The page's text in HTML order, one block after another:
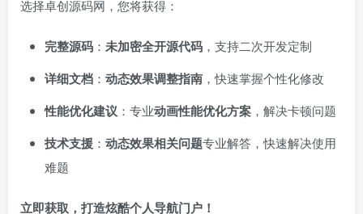
选择卓创源码网，您将获得：
完整源码 ： 未加密全开源代码 ，支持二次开发定制
详细文档 ： 动态效果调整指南 ，快速掌握个性化修改
性能优化建议 ：专业动画性能优化方案 ，解决卡顿问题
技术支援 ： 动态效果相关问题专业解答，快速解决使用
难题
立即获取，打造炫酷个人导航门户！